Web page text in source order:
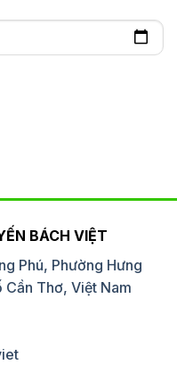
BÁCH VIỆT
Phú, Phường Hưng
Cần Thơ, Việt Nam